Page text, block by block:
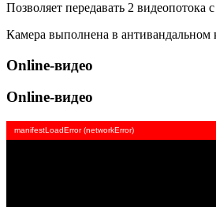
Позволяет передавать 2 видеопотока
Камера выполнена в антивандальном
Online-видео
Online-видео